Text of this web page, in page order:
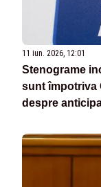
11 iun. 2026, 12:01
Stenograme
sunt împotriva
despre